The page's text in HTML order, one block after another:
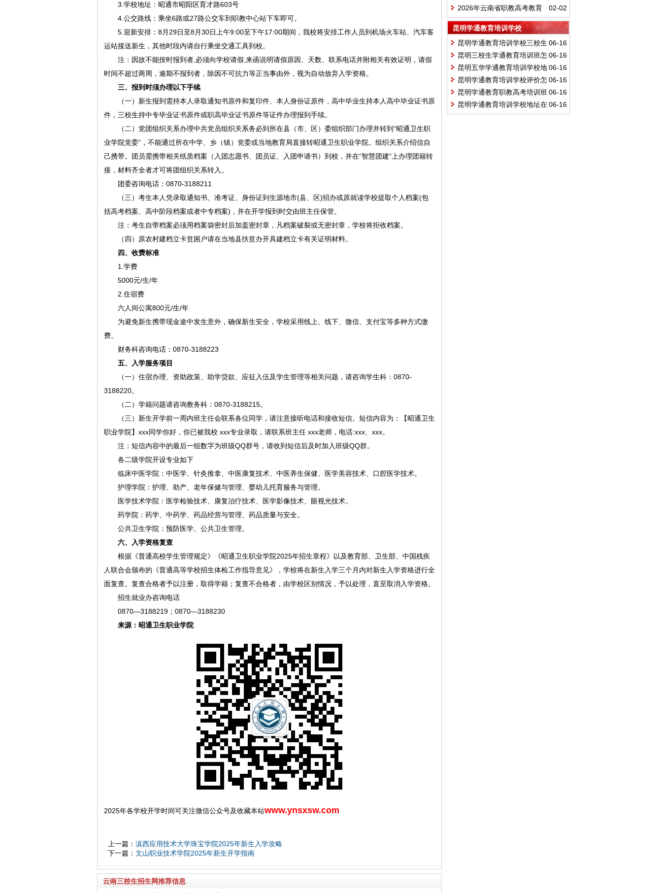
3.学校地址：昭通市昭阳区育才路603号
4.公交路线：乘坐6路或27路公交车到职教中心站下车即可。
5.迎新安排：8月29日至8月30日上午9:00至下午17:00期间，我校将安排工作人员到机场火车站、汽车客
运站接送新生，其他时段内请自行乘坐交通工具到校。
注：因故不能按时报到者,必须向学校请假,来函说明请假原因、天数、联系电话并附相关有效证明，请假
时间不超过两周，逾期不报到者，除因不可抗力等正当事由外，视为自动放弃入学资格。
三、报到时须办理以下手续
（一）新生报到需持本人录取通知书原件和复印件、本人身份证原件，高中毕业生持本人高中毕业证书原
件，三校生持中专毕业证书原件或职高毕业证书原件等证件办理报到手续。
（二）党团组织关系办理中共党员组织关系务必到所在县（市、区）委组织部门办理并转到“昭通卫生职
业学院党委”，不能通过所在中学、乡（镇）党委或当地教育局直接转昭通卫生职业学院。组织关系介绍信自
己携带。团员需携带相关纸质档案（入团志愿书、团员证、入团申请书）到校，并在“智慧团建”上办理团籍转
接，材料齐全者才可将团组织关系转入。
团委咨询电话：0870-3188211
（三）考生本人凭录取通知书、准考证、身份证到生源地市(县、区)招办或原就读学校提取个人档案(包
括高考档案、高中阶段档案或者中专档案)，并在开学报到时交由班主任保管。
注：考生自带档案必须用档案袋密封后加盖密封章，凡档案破裂或无密封章，学校将拒收档案。
（四）原农村建档立卡贫困户请在当地县扶贫办开具建档立卡有关证明材料。
四、收费标准
1.学费
5000元/生/年
2.住宿费
六人间公寓800元/生/年
为避免新生携带现金途中发生意外，确保新生安全，学校采用线上、线下、微信、支付宝等多种方式缴
费。
财务科咨询电话：0870-3188223
五、入学服务项目
（一）住宿办理、资助政策、助学贷款、应征入伍及学生管理等相关问题，请咨询学生科：0870-
3188220。
（二）学籍问题请咨询教务科：0870-3188215。
（三）新生开学前一周内班主任会联系各位同学，请注意接听电话和接收短信。短信内容为：【昭通卫生
职业学院】xxx同学你好，你已被我校 xxx专业录取，请联系班主任 xxx老师，电话:xxx、xxx。
注：短信内容中的最后一组数字为班级QQ群号，请收到短信后及时加入班级QQ群。
各二级学院开设专业如下
临床中医学院：中医学、针灸推拿、中医康复技术、中医养生保健、医学美容技术、口腔医学技术。
护理学院：护理、助产、老年保健与管理、婴幼儿托育服务与管理。
医学技术学院：医学检验技术、康复治疗技术、医学影像技术、眼视光技术。
药学院：药学、中药学、药品经营与管理、药品质量与安全。
公共卫生学院：预防医学、公共卫生管理。
六、入学资格复查
根据《普通高校学生管理规定》《昭通卫生职业学院2025年招生章程》以及教育部、卫生部、中国残疾
人联合会颁布的《普通高等学校招生体检工作指导意见》，学校将在新生入学三个月内对新生入学资格进行全
面复查。复查合格者予以注册，取得学籍；复查不合格者，由学校区别情况，予以处理，直至取消入学资格。
招生就业办咨询电话
0870—3188219；0870—3188230
来源：昭通卫生职业学院
2025年各学校开学时间可关注微信公众号及收藏本站www.ynsxsw.com
上一篇： 滇西应用技术大学珠宝学院2025年新生入学攻略
下一篇： 文山职业技术学院2025年新生开学指南
云南三校生招生网推荐信息
管理类职业技能考试说明
02-02
2026年云南省职教高考教育
类职业技能考试说明
昆明学通教育培训学校
06-16
昆明学通教育培训学校三校生
学费多少
06-16
昆明三校生学通教育培训班怎
么样
06-16
昆明五华学通教育培训学校地
址
06-16
昆明学通教育培训学校评价怎
么样
06-16
昆明学通教育职教高考培训班
怎么样
06-16
昆明学通教育培训学校地址在
哪里